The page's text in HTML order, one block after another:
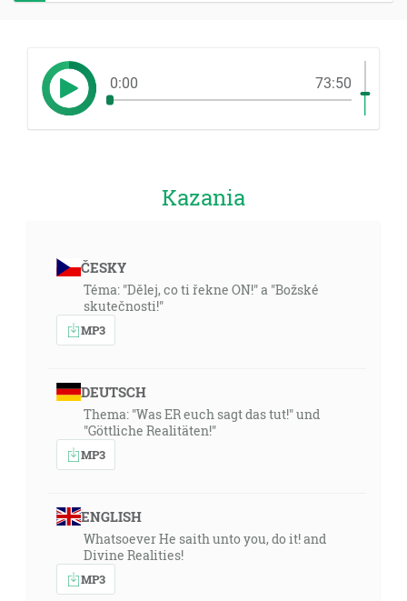
0:00 73:50
Kazania
ČESKY
Téma: "Dělej, co ti řekne ON!" a "Božské
skutečnosti!"
MP3
DEUTSCH
Thema: "Was ER euch sagt das tut!" und
"Göttliche Realitäten!"
MP3
ENGLISH
Whatsoever He saith unto you, do it! and
Divine Realities!
MP3